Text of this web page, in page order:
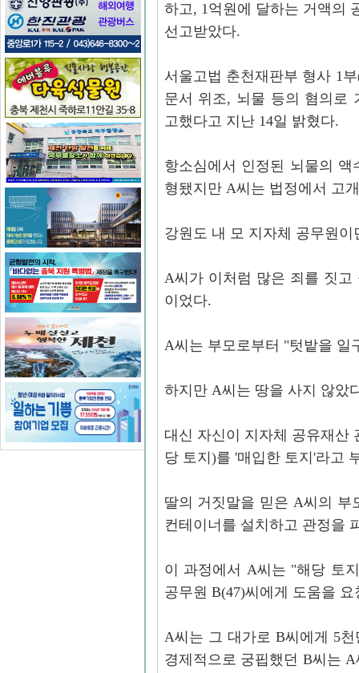
하고, 1억원에 달하는 거액의
선고받았다.
서울고법 춘천재판부 형사 1
문서 위조, 뇌물 등의 혐의로
고했다고 지난 14일 밝혔다.
항소심에서 인정된 뇌물의
형됐지만 A씨는 법정에서 고
강원도 내 모 지자체 공무원
A씨가 이처럼 많은 죄를 짓
이었다.
A씨는 부모로부터 "텃밭을 일
하지만 A씨는 땅을 사지 않았
대신 자신이 지자체 공유재산
당 토지)를 '매입한 토지'라고
딸의 거짓말을 믿은 A씨의 부
컨테이너를 설치하고 관정을
이 과정에서 A씨는 "해당 토
공무원 B(47)씨에게 도움을 요
A씨는 그 대가로 B씨에게 5
경제적으로 궁핍했던 B씨는